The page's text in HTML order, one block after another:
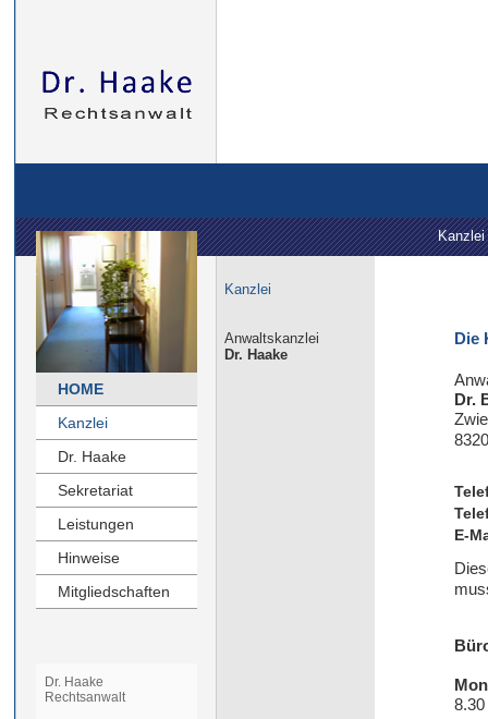
Kanzlei
HOME
Kanzlei
Dr. Haake
Sekretariat
Leistungen
Hinweise
Mitgliedschaften
Dr. Haake
Rechtsanwalt
Die
Dr.
E-
Kanzlei
Anwaltskanzlei
Dr. Haake